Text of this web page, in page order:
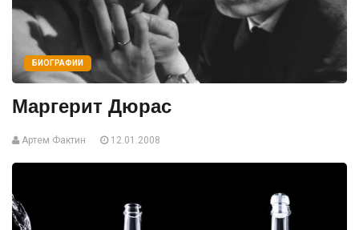
БИОГРАФИИ
Маргерит Дюрас
Артем Фактин 12.01.2008